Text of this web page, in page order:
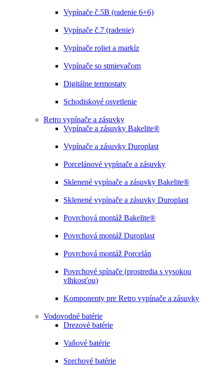
Vypínače č.5B (radenie 6+6)
Vypínače č.7 (radenie)
Vypínače roliet a markíz
Vypínače so stmievačom
Digitálne termostaty
Schodiskové osvetlenie
Retro vypínače a zásuvky
Vypínače a zásuvky Bakelite®
Vypínače a zásuvky Duroplast
Porcelánové vypínače a zásuvky
Sklenené vypínače a zásuvky Bakelite®
Sklenené vypínače a zásuvky Duroplast
Povrchová montáž Bakelite®
Povrchová montáž Duroplast
Povrchová montáž Porcelán
Povrchové spínače (prostredia s vysokou
vlhkosťou)
Komponenty pre Retro vypínače a zásuvky
Vodovodné batérie
Drezové batérie
Vaňové batérie
Sprchové batérie